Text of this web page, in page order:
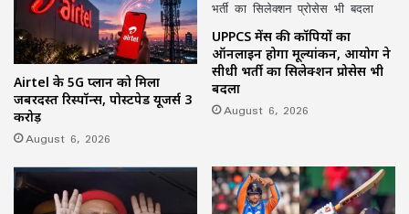
Airtel के 5G प्लान को मिला
जबरदस्त रिस्पॉन्स, पोस्टपेड यूजर्स 3
करोड़
August 6, 2026
UPPCS मेंस की कॉपियों का
ऑनलाइन होगा मूल्यांकन, आयोग ने
सीधी भर्ती का सिलेक्शन प्रोसेस भी
बदला
August 6, 2026